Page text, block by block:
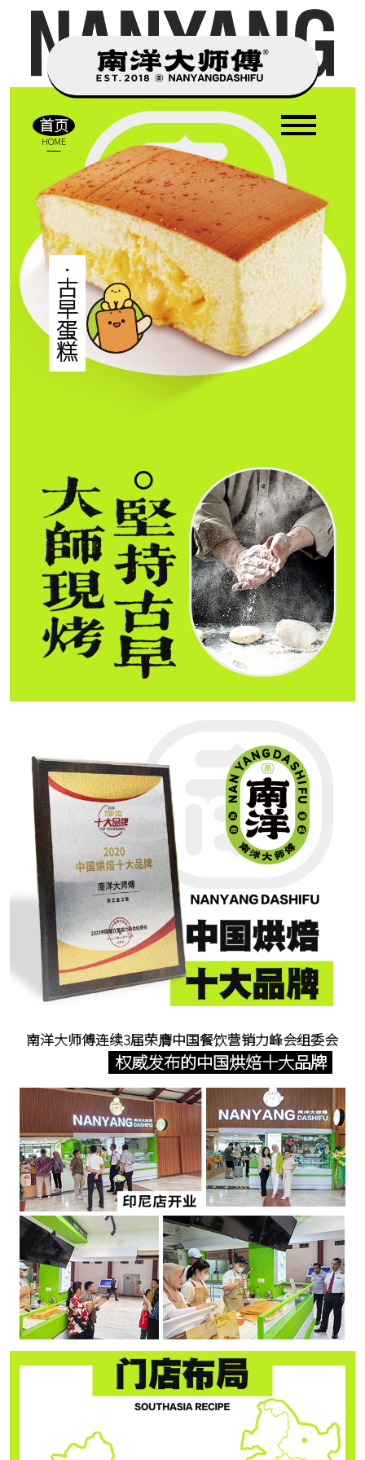
首页
关于我们
产品中心
门店展示
服务支持
CONTENTS目录
坚持古早·大师现烤
.
古
早
蛋
糕
首页
HOME
南洋大师傅连续3届荣膺中国餐饮营销力峰会组委会
权威发布的中国烘焙十大品牌